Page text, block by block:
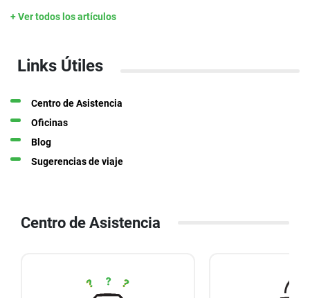
+ Ver todos los artículos
Links Útiles
Centro de Asistencia
Oficinas
Blog
Sugerencias de viaje
Centro de Asistencia